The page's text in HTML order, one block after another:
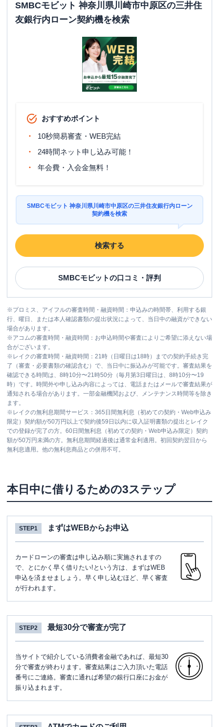
SMBCモビット 神奈川県川崎市中原区の三井住
友銀行内ローン契約機を検索
おすすめポイント
10秒簡易審査・WEB完結
24時間ネット申し込み可能！
年会費・入会金無料！
SMBCモビット 神奈川県川崎市中原区の三井住友銀行内ローン
契約機を検索
検索する
SMBCモビットの口コミ・評判
※プロミス、アイフルの審査時間・融資時間：申込みの時間帯、利用する銀
行、曜日、または本人確認書類の提出状況によって、当日中の融資ができない
場合があります。
※アコムの審査時間・融資時間：お申込時間や審査によりご希望に添えない場
合がございます。
※ レイクの審査時間・融資時間：21時（日曜日は18時）までの契約手続き完
了（審査・必要書類の確認含む）で、当日中に振込みが可能です。審査結果を
確認できる時間は、8時10分〜21時50分（毎月第3日曜日は、8時10分〜19
時）です。時間外や申し込み内容によっては、電話またはメールで審査結果が
通知される場合があります。一部金融機関および、メンテナンス時間等を除き
ます。
※ レイクの無利息期間サービス：365日間無利息（初めての契約・Web申込み
限定）契約額が50万円以上で契約後59日以内に収入証明書類の提出とレイク
での登録が完了の方。60日間無利息（初めての契約・Web申込み限定）契約
額が50万円未満の方。無利息期間経過後は通常金利適用。初回契約翌日から
無利息適用。他の無利息商品との併用不可。
本日中に借りるための3ステップ
STEP1 まずはWEBからお申込
カードローンの審査は申し込み順に実施されますの
で、とにかく早く借りたい!という方は、まずはWEB
申込を済ませましょう。早く申し込むほど、早く審査
が行われます。
STEP2 最短30分で審査が完了
当サイトで紹介している消費者金融であれば、最短30
分で審査が終わります。審査結果はご入力頂いた電話
番号にご連絡。審査に通れば希望の銀行口座にお金が
振り込まれます。